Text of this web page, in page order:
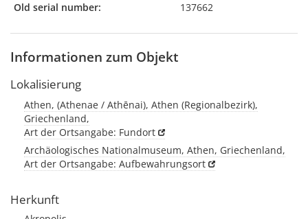
Old serial number:
137662
Informationen zum Objekt
Lokalisierung
Athen, (Athenae / Athēnai), Athen (Regionalbezirk),
Griechenland,
Art der Ortsangabe: Fundort
Archäologisches Nationalmuseum, Athen, Griechenland,
Art der Ortsangabe: Aufbewahrungsort
Herkunft